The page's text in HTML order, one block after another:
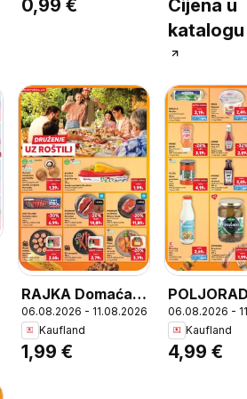
MPC
0,99 €
Cijena u
katalogu
RAJKA Domaća
paprika rog mix,
RAJKA Domaća
paprika rog mix
06.08.2026 - 11.08.2026
Kaufland
1,99 €
POLJORAD
Paprika sa
kajmakom i
Paprika sa
06.08.2026 -
Kaufland
4,99 €